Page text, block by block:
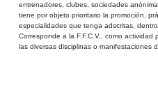
entrenadores, clubes, sociedades
tiene por objeto prioritario la promoción,
especialidades que tenga adscritas,
Corresponde a la F.F.C.V., como
las diversas disciplinas o manifestaciones